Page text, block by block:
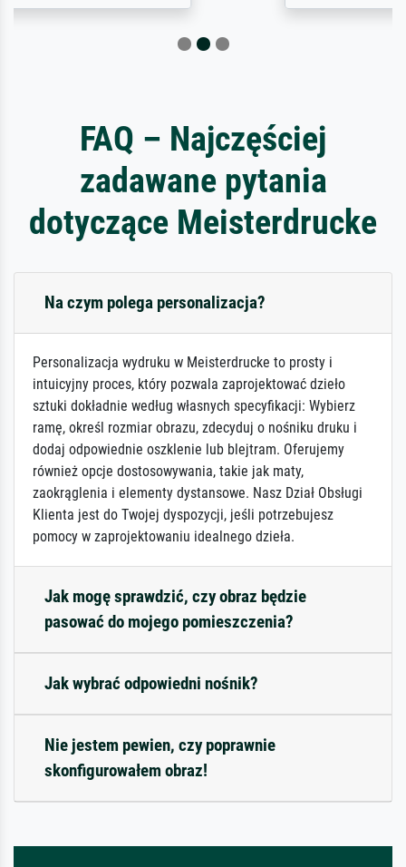
FAQ – Najczęściej
zadawane pytania
dotyczące Meisterdrucke
Na czym polega personalizacja?
Personalizacja wydruku w Meisterdrucke to prosty i
intuicyjny proces, który pozwala zaprojektować dzieło
sztuki dokładnie według własnych specyfikacji: Wybierz
ramę, określ rozmiar obrazu, zdecyduj o nośniku druku i
dodaj odpowiednie oszklenie lub blejtram. Oferujemy
również opcje dostosowywania, takie jak maty,
zaokrąglenia i elementy dystansowe. Nasz Dział Obsługi
Klienta jest do Twojej dyspozycji, jeśli potrzebujesz
pomocy w zaprojektowaniu idealnego dzieła.
Jak mogę sprawdzić, czy obraz będzie
pasować do mojego pomieszczenia?
Jak wybrać odpowiedni nośnik?
Nie jestem pewien, czy poprawnie
skonfigurowałem obraz!